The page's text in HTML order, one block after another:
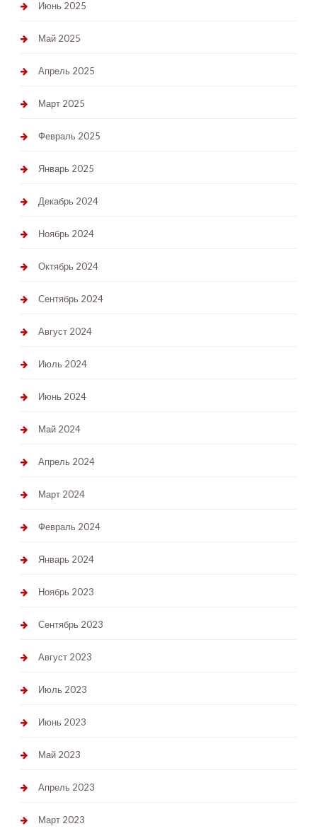
Июнь 2025
Май 2025
Апрель 2025
Март 2025
Февраль 2025
Январь 2025
Декабрь 2024
Ноябрь 2024
Октябрь 2024
Сентябрь 2024
Август 2024
Июль 2024
Июнь 2024
Май 2024
Апрель 2024
Март 2024
Февраль 2024
Январь 2024
Ноябрь 2023
Сентябрь 2023
Август 2023
Июль 2023
Июнь 2023
Май 2023
Апрель 2023
Март 2023